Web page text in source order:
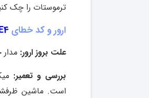
ترموستات را چک
ارور و کد خطای
علت بروز ارور:
بررسی و تعمیر:
است.ماشین